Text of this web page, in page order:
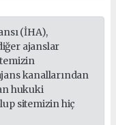
(İHA),
ajanslar
kanallarından
hukuki
sitemizin hiç